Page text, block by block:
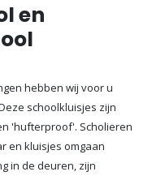
en
hebben wij voor u
schoolkluisjes zijn
'hufterproof'. Scholieren
en kluisjes omgaan
in de deuren, zijn